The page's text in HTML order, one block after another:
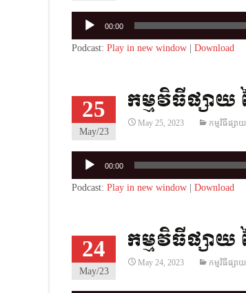
Audio
Player
00:00
Podcast: Play in new window Download
25
May/23
កម្មវិធីផ្សាយ
May 25, 2023 កម្មវិធីផ្សាយ
Audio
Player
00:00
Podcast: Play in new window Download
24
May/23
កម្មវិធីផ្សាយ
May 24, 2023 កម្មវិធីផ្សាយ